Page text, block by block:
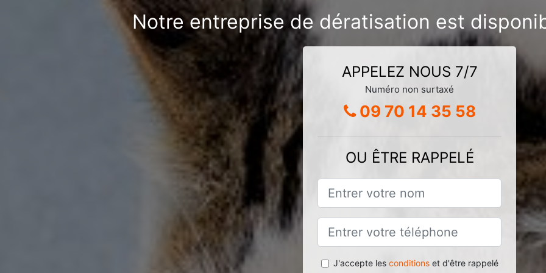
Notre entreprise de dératisation est
APPELEZ NOUS 7/7
Numéro non surtaxé
09 70 14 35 58
OU ÊTRE RAPPELÉ
J'accepte les conditionset d'être rappelé